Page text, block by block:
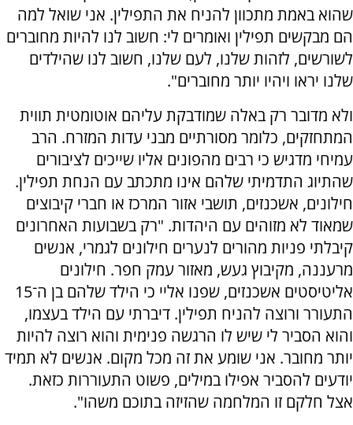
שהוא באמת מתכוון להניח את התפילין. אני שואל למה
הם מבקשים תפילין ואומרים לי: חשוב לנו להיות מחוברים
לשורשים, לזהות שלנו, לעם שלנו, חשוב לנו שהילדים
שלנו יראו ויהיו יותר מחוברים".
ולא מדובר רק באלה שמודבקת עליהם אוטומטית תווית
המתחזקים, כלומר מסורתיים מבני עדות המזרח. הרב
עמיחי מדגיש כי רבים מהפונים אליו שייכים לציבורים
שהתיוג התדמיתי שלהם אינו מתכתב עם הנחת תפילין.
חילונים, אשכנזים, תושבי אזור המרכז או חברי קיבוצים
שמאוד לא מזוהים עם היהדות. "רק בשבועות האחרונים
קיבלתי פניות מהורים לנערים חילונים לגמרי, אנשים
מרעננה, מקיבוץ געש, מאזור עמק חפר. חילונים
אליטיסטים אשכנזים, שפנו אליי כי הילד שלהם בן ה־15
התעורר ורוצה להניח תפילין. דיברתי עם הילד בעצמו,
והוא הסביר לי שיש לו הרגשה פנימית והוא רוצה להיות
יותר מחובר. אני שומע את זה מכל מקום. אנשים לא תמיד
יודעים להסביר אפילו במילים, פשוט התעוררות כזאת.
אצל חלקם זו המלחמה שהזיזה בתוכם משהו".